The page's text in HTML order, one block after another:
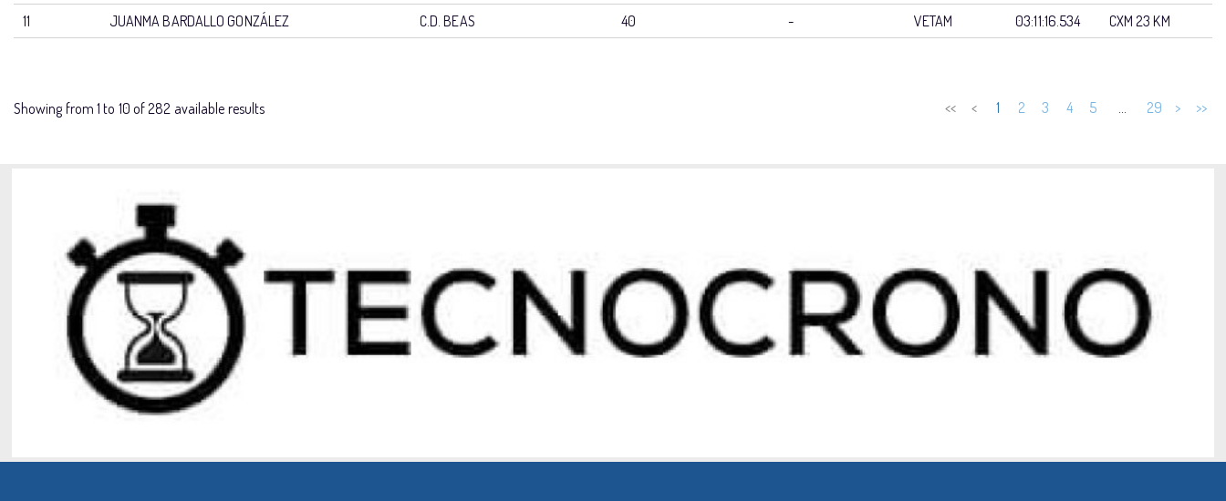
11
JUANMA BARDALLO GONZÁLEZ C.D. BEAS 40 - VETAM 03:11:16.534 CXM 23 KM
Showing from 1 to 10 of 282 available results << < 1 2 3 4 5 … 29 > >>